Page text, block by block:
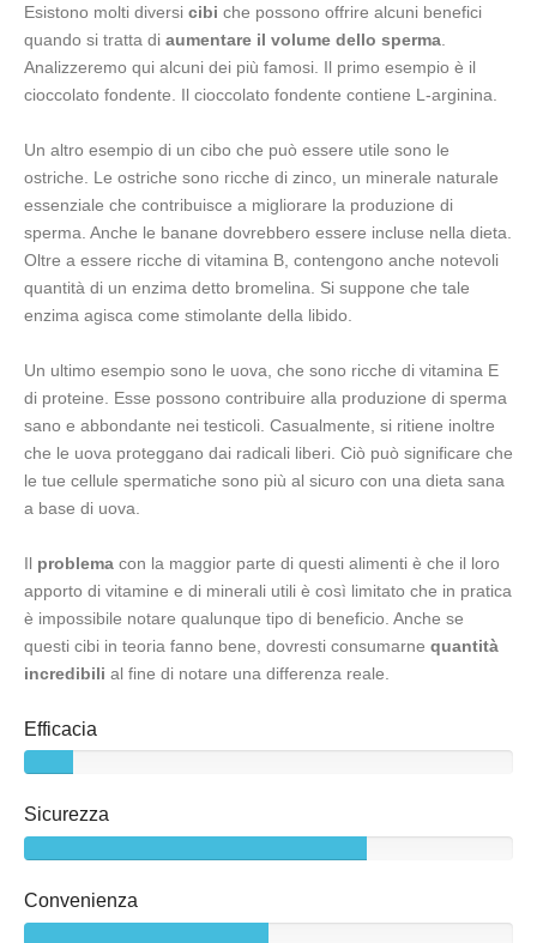
Esistono molti diversi cibi che possono offrire alcuni benefici
quando si tratta di aumentare il volume dello sperma
Analizzeremo qui alcuni dei più famosi. Il primo esempio è il
cioccolato fondente. Il cioccolato fondente contiene L-arginina.
Un altro esempio di un cibo che può essere utile sono le
ostriche. Le ostriche sono ricche di zinco, un minerale naturale
essenziale che contribuisce a migliorare la produzione di
sperma. Anche le banane dovrebbero essere incluse nella dieta.
Oltre a essere ricche di vitamina B, contengono anche notevoli
quantità di un enzima detto bromelina. Si suppone che tale
enzima agisca come stimolante della libido.
Un ultimo esempio sono le uova, che sono ricche di vitamina E
di proteine. Esse possono contribuire alla produzione di sperma
sano e abbondante nei testicoli. Casualmente, si ritiene inoltre
che le uova proteggano dai radicali liberi. Ciò può significare che
le tue cellule spermatiche sono più al sicuro con una dieta sana
a base di uova.
Il problema con la maggior parte di questi alimenti è che il loro
apporto di vitamine e di minerali utili è così limitato che in pratica
è impossibile notare qualunque tipo di beneficio. Anche se
questi cibi in teoria fanno bene, dovresti consumarne quantità
incredibili al fine di notare una differenza reale.
Efficacia
Sicurezza
Convenienza